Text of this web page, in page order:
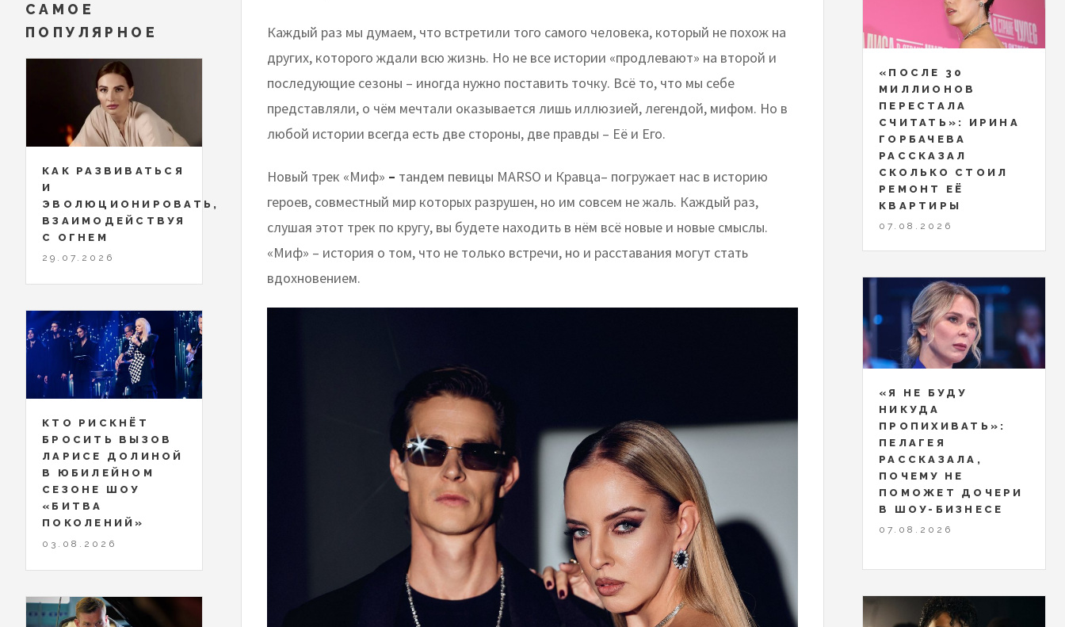
Каждый раз мы думаем, что встретили того самого человека, который не похож на
других, которого ждали всю жизнь. Но не все истории «продлевают» на второй и
последующие сезоны – иногда нужно поставить точку. Всё то, что мы себе
представляли, о чём мечтали оказывается лишь иллюзией, легендой, мифом. Но в
любой истории всегда есть две стороны, две правды – Её и Его.
Новый трек «Миф» – тандем певицы MARSO и Кравца– погружает нас в историю
героев, совместный мир которых разрушен, но им совсем не жаль. Каждый раз,
слушая этот трек по кругу, вы будете находить в нём всё новые и новые смыслы.
«Миф» – история о том, что не только встречи, но и расставания могут стать
вдохновением.
САМОЕ
ПОПУЛЯРНОЕ
КАК РАЗВИВАТЬСЯ
И
ЭВОЛЮЦИОНИРОВАТЬ,
ВЗАИМОДЕЙСТВУЯ
С ОГНЕМ
29.07.2026
КТО РИСКНЁТ
БРОСИТЬ ВЫЗОВ
ЛАРИСЕ ДОЛИНОЙ
В ЮБИЛЕЙНОМ
СЕЗОНЕ ШОУ
«БИТВА
ПОКОЛЕНИЙ»
03.08.2026
«ПОСЛЕ 30
МИЛЛИОНОВ
ПЕРЕСТАЛА
СЧИТАТЬ»: ИРИНА
ГОРБАЧЕВА
РАССКАЗАЛ
СКОЛЬКО СТОИЛ
РЕМОНТ ЕЁ
КВАРТИРЫ
07.08.2026
«Я НЕ БУДУ
НИКУДА
ПРОПИХИВАТЬ»:
ПЕЛАГЕЯ
РАССКАЗАЛА,
ПОЧЕМУ НЕ
ПОМОЖЕТ ДОЧЕРИ
В ШОУ-БИЗНЕСЕ
07.08.2026